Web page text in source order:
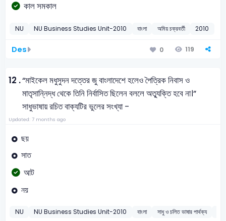
কাল সমকাল
NU NU Business Studies Unit-2010 বাংলা অমিয় চক্রবর্তী 2010
Des 0 119
12 .“মাইকেল মধুসুদন দত্তের জু বাংলাদেশে হলেও পৈত্রিক নিবাস ও
মাতৃসান্নিদ্ধ থেকে তিনি নির্বাসিত ছিলেন বললে অত্যুক্তি হবে না।”
সাধুভাষায় রচিত বাক্যটির ভুলের সংখ্যা -
Updated: 7 months ago
ছয়
সাত
আট
নয়
NU NU Business Studies Unit-2010 বাংলা সাধু ও চলিত ভাষার পার্থক্য